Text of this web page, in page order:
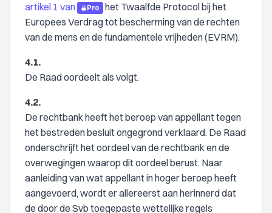
artikel 1 van
Pro
het Twaalfde Protocol bij het
Europees Verdrag tot bescherming van de rechten
van de mens en de fundamentele vrijheden (EVRM).
4.1.
De Raad oordeelt als volgt.
4.2.
De rechtbank heeft het beroep van appellant tegen
het bestreden besluit ongegrond verklaard. De Raad
onderschrijft het oordeel van de rechtbank en de
overwegingen waarop dit oordeel berust. Naar
aanleiding van wat appellant in hoger beroep heeft
aangevoerd, wordt er allereerst aan herinnerd dat
de door de Svb toegepaste wettelijke regels